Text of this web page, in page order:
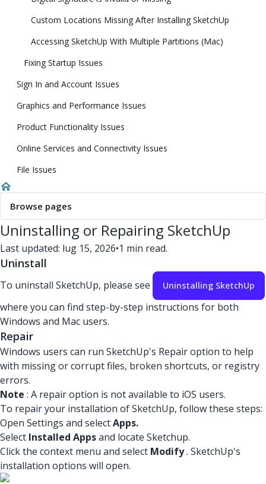
Custom Locations Missing After Installing SketchUp
Accessing SketchUp With Multiple Partitions (Mac)
Fixing Startup Issues
Sign In and Account Issues
Graphics and Performance Issues
Product Functionality Issues
Online Services and Connectivity Issues
File Issues
Browse pages
Uninstalling or Repairing SketchUp
Last updated: lug 15, 2026•1 min read.
Uninstall
To uninstall SketchUp, please see Uninstalling SketchUp
where you can find step-by-step instructions for both
Windows and Mac users.
Repair
Windows users can run SketchUp's Repair option to help
with missing or corrupt files, broken shortcuts, or registry
errors.
Note : A repair option is not available to iOS users.
To repair your installation of SketchUp, follow these steps:
Open Settings and selectApps.
Select Installed Appsand locate Sketchup.
Click the context menu and select Modify. SketchUp's
installation options will open.